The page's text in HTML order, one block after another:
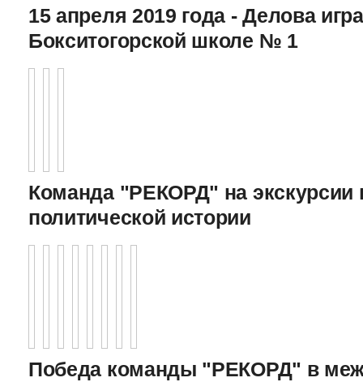
15 апреля 2019 года - Делова
Бокситогорской школе № 1
Команда "РЕКОРД" на экскурсии
политической истории
Победа команды "РЕКОРД" в